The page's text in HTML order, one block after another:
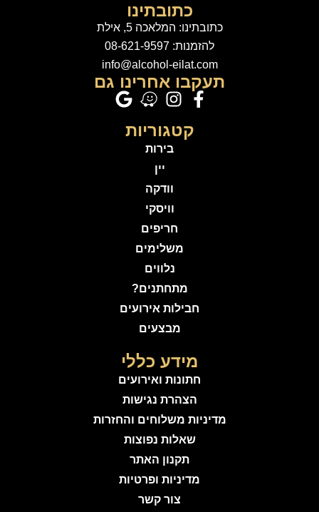
כתובתינו
כתובתינו: המלאכה 5, אילת
להזמנות: 08-621-9597
info@alcohol-eilat.com
תעקבו אחרינו גם
קטגוריות
בירות
יין
וודקה
וויסקי
חריפים
משלימים
נלווים
מתחתנים?
חבילות אירועים
מבצעים
מידע כללי
חתונות ואירועים
הצהרת נגישות
מדיניות משלוחים והחזרות
שאלות נפוצות
תקנון האתר
מדיניות ופרטיות
צור קשר